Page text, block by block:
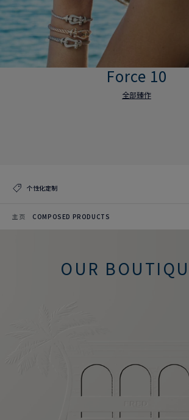
Force 10
全部臻作
个性化定制
主页 COMPOSED PRODUCTS
OUR